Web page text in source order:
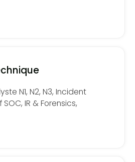
N1, N2, N3, Incident
IR & Forensics,